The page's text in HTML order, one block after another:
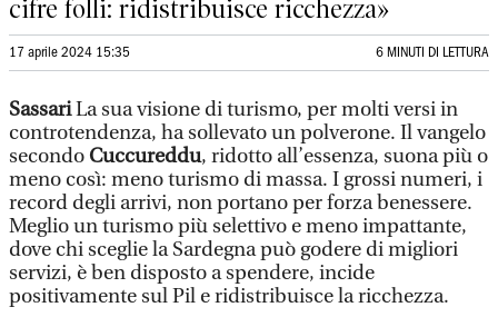
cifre folli: ridistribuisce ricchezza»
17 aprile 2024 15:35 6 MINUTI DI LETTURA
SassariLa sua visione di turismo, per molti versi in
controtendenza, ha sollevato un polverone. Il vangelo
secondo Cuccureddu, ridotto all’essenza, suona più o
meno così: meno turismo di massa. I grossi numeri, i
record degli arrivi, non portano per forza benessere.
Meglio un turismo più selettivo e meno impattante,
dove chi sceglie la Sardegna può godere di migliori
servizi, è ben disposto a spendere, incide
positivamente sul Pil e ridistribuisce la ricchezza.